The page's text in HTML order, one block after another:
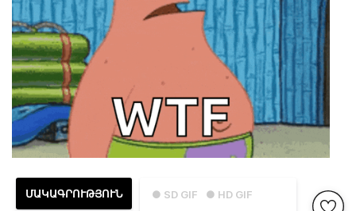
● SD GIF
● HD GIF
ՄԱԿԱԳՐՈՒԹՅՈՒՆ